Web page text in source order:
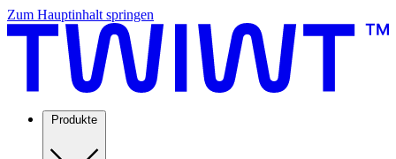
Zum Hauptinhalt springen
Produkte